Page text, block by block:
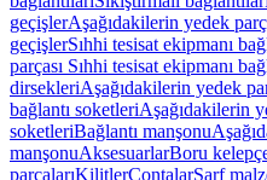
geçişlerAşağıdakilerin yedek
geçişlerSıhhi tesisat ekipmanı
parçası Sıhhi tesisat ekipmanı
dirsekleriAşağıdakilerin yedek
bağlantı soketleriAşağıdakilerin
soketleriBağlantı manşonu
manşonuAksesuarlarBoru
parçalarıKilitlerContalarSarf